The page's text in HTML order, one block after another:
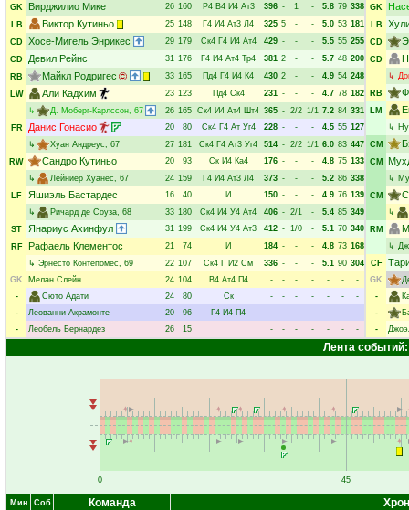
GK
Вирджилио Мике 26 160 Р4 В4 И4 Ат3 396 - 1 - 5.8 79 338
LB
Виктор Кутиньо 25 148 Г4 И4 Ат3 Л4 325 5 - - 5.0 53 181
CD Хосе-Мигель Энрикес 29 179 Ск4 Г4 И4 Ат4 429 - - - 5.5 55 255
CD
Девил Рейнс 31 176 Г4 И4 Ат4 Тр4 381 2 - - 5.7 48 200
RB
Майкл Родригес 33 165 Пд4 Г4 И4 К4 430 2 - - 4.9 54 248
LW
Али Кадхим 23 123 Пд4 Ск4 231 - - - 4.7 78 182
↳
Д. Моберг-Карлссон, 67 26 165 Ск4 И4 Ат4 Шт4 365 - 2/2 1/1 7.2 84 331
FR
Данис Гонасио 20 80 Ск4 Г4 Ат Уг4 228 - - - 4.5 55 127
↳
Хуан Андреус, 67 27 181 Ск4 Г4 Ат3 Уг4 514 - 2/2 1/1 6.0 83 447
RW
Сандро Кутиньо 20 93 Ск И4 Ка4 176 - - - 4.8 75 133
↳
Лейниер Хуанес, 67 24 159 Г4 И4 Ат3 Л4 373 - - - 5.2 86 338
LF
Яшиэль Бастардес 16 40 И 150 - - - 4.9 76 139
↳
Ричард де Соуза, 68 33 180 Ск4 И4 У4 Ат4 406 - 2/1 - 5.4 85 349
ST
Янариус Ахинфул 31 199 Ск4 И4 У4 Ат3 412 - 1/0 - 5.1 70 340
RF
Рафаель Клементос 21 74 И 184 - - - 4.8 73 168
↳ Эрнесто Контепомес, 69 22 107 Ск4 Г И2 См 336 - - - 5.1 90 304
GK
Мелан Слейн 24 104 В4 Ат4 П4 - - - - - -
-
-
Сюто Адати 24 80 Ск - - - - - -
-
-
Леованни Акрамонте 20 96 Г4 И4 П4 - - - - - -
-
-
Леобель Бернардез 26 15 - - - - - - -
GK
LB
CD
CD
↳
RB
LM
↳
CM
CM
↳
CM
↳
RM
↳
CF
GK
-
-
-
Лента событий:
0 45
Мин Соб Команда